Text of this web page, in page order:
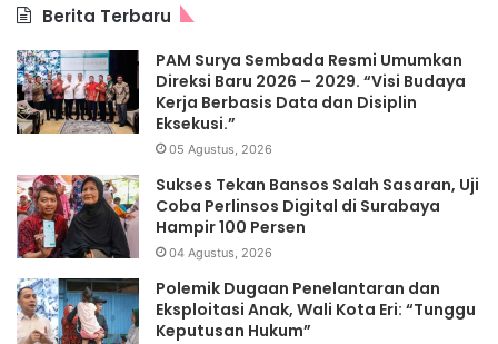
Berita Terbaru
PAM Surya Sembada Resmi Umumkan
Direksi Baru 2026 – 2029. “Visi Budaya
Kerja Berbasis Data dan Disiplin
Eksekusi.”
05 Agustus, 2026
Sukses Tekan Bansos Salah Sasaran, Uji
Coba Perlinsos Digital di Surabaya
Hampir 100 Persen
04 Agustus, 2026
Polemik Dugaan Penelantaran dan
Eksploitasi Anak, Wali Kota Eri: “Tunggu
Keputusan Hukum”